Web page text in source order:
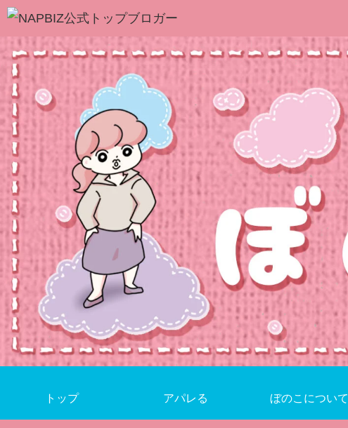
トップ アパレる ぼのこについて